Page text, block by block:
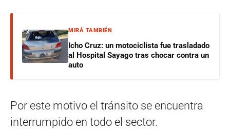
MIRÁ TAMBIÉN
Icho Cruz: un motociclista fue trasladado
al Hospital Sayago tras chocar contra un
auto
Por este motivo el tránsito se encuentra
interrumpido en todo el sector.